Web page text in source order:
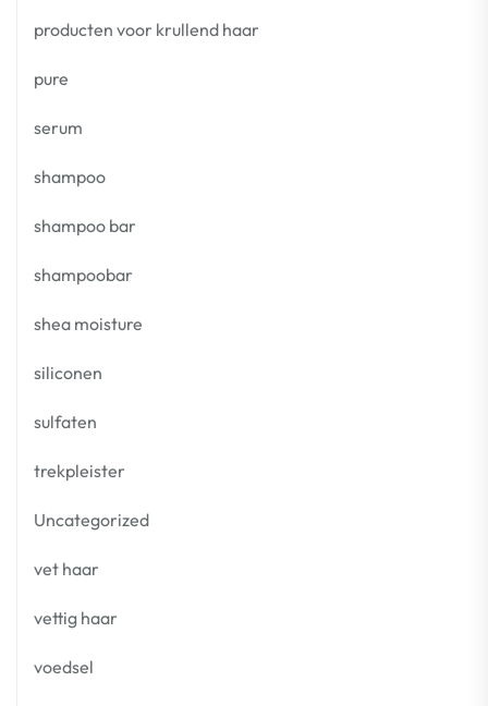
producten voor krullend haar
pure
serum
shampoo
shampoo bar
shampoobar
shea moisture
siliconen
sulfaten
trekpleister
Uncategorized
vet haar
vettig haar
voedsel